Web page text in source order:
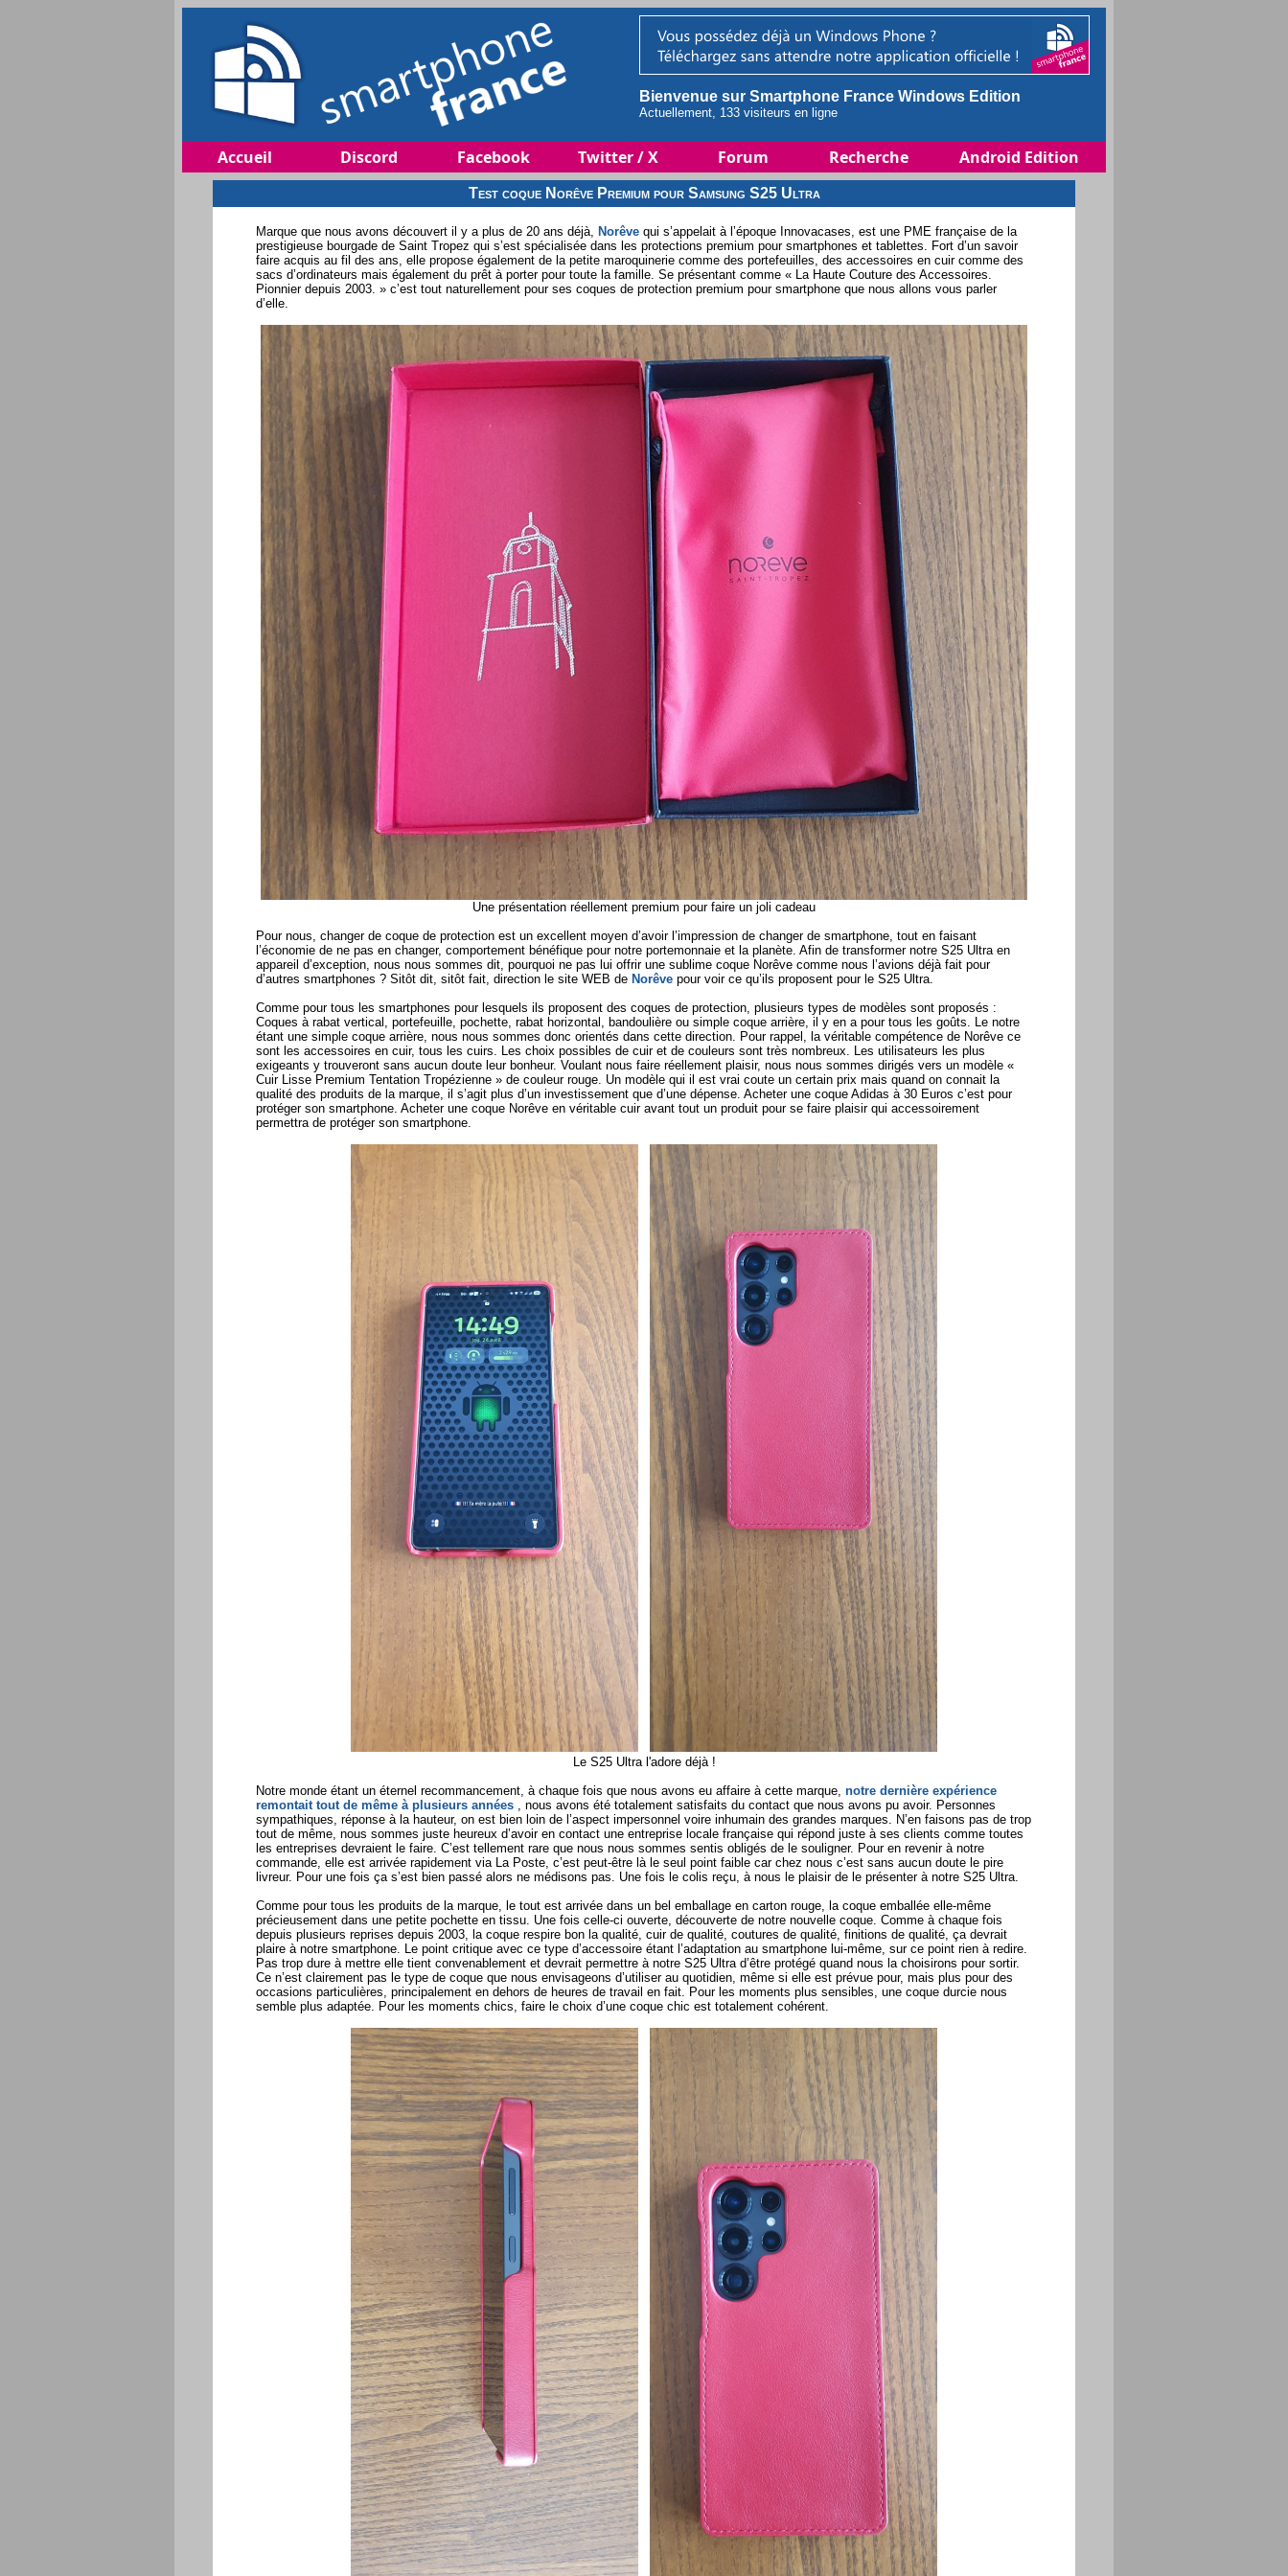
Bienvenue sur Smartphone France Windows Edition
Actuellement, 133 visiteurs en ligne
Accueil Discord Facebook Twitter / X Forum Recherche Android Edition
Test coque Norêve Premium pour Samsung S25 Ultra
Marque que nous avons découvert il y a plus de 20 ans déjà, Norêve qui s’appelait à l’époque Innovacases, est une PME française de la
prestigieuse bourgade de Saint Tropez qui s’est spécialisée dans les protections premium pour smartphones et tablettes. Fort d’un savoir
faire acquis au fil des ans, elle propose également de la petite maroquinerie comme des portefeuilles, des accessoires en cuir comme des
sacs d’ordinateurs mais également du prêt à porter pour toute la famille. Se présentant comme « La Haute Couture des Accessoires.
Pionnier depuis 2003. » c’est tout naturellement pour ses coques de protection premium pour smartphone que nous allons vous parler
d’elle.
Une présentation réellement premium pour faire un joli cadeau
Pour nous, changer de coque de protection est un excellent moyen d’avoir l’impression de changer de smartphone, tout en faisant
l’économie de ne pas en changer, comportement bénéfique pour notre portemonnaie et la planète. Afin de transformer notre S25 Ultra en
appareil d’exception, nous nous sommes dit, pourquoi ne pas lui offrir une sublime coque Norêve comme nous l’avions déjà fait pour
d’autres smartphones ? Sitôt dit, sitôt fait, direction le site WEB de Norêve pour voir ce qu’ils proposent pour le S25 Ultra.
Comme pour tous les smartphones pour lesquels ils proposent des coques de protection, plusieurs types de modèles sont proposés :
Coques à rabat vertical, portefeuille, pochette, rabat horizontal, bandoulière ou simple coque arrière, il y en a pour tous les goûts. Le notre
étant une simple coque arrière, nous nous sommes donc orientés dans cette direction. Pour rappel, la véritable compétence de Norêve ce
sont les accessoires en cuir, tous les cuirs. Les choix possibles de cuir et de couleurs sont très nombreux. Les utilisateurs les plus
exigeants y trouveront sans aucun doute leur bonheur. Voulant nous faire réellement plaisir, nous nous sommes dirigés vers un modèle «
Cuir Lisse Premium Tentation Tropézienne » de couleur rouge. Un modèle qui il est vrai coute un certain prix mais quand on connait la
qualité des produits de la marque, il s’agit plus d’un investissement que d’une dépense. Acheter une coque Adidas à 30 Euros c’est pour
protéger son smartphone. Acheter une coque Norêve en véritable cuir avant tout un produit pour se faire plaisir qui accessoirement
permettra de protéger son smartphone.
Le S25 Ultra l'adore déjà !
Notre monde étant un éternel recommancement, à chaque fois que nous avons eu affaire à cette marque, notre dernière expérience
remontait tout de même à plusieurs années , nous avons été totalement satisfaits du contact que nous avons pu avoir. Personnes
sympathiques, réponse à la hauteur, on est bien loin de l’aspect impersonnel voire inhumain des grandes marques. N’en faisons pas de trop
tout de même, nous sommes juste heureux d’avoir en contact une entreprise locale française qui répond juste à ses clients comme toutes
les entreprises devraient le faire. C’est tellement rare que nous nous sommes sentis obligés de le souligner. Pour en revenir à notre
commande, elle est arrivée rapidement via La Poste, c’est peut-être là le seul point faible car chez nous c’est sans aucun doute le pire
livreur. Pour une fois ça s’est bien passé alors ne médisons pas. Une fois le colis reçu, à nous le plaisir de le présenter à notre S25 Ultra.
Comme pour tous les produits de la marque, le tout est arrivée dans un bel emballage en carton rouge, la coque emballée elle-même
précieusement dans une petite pochette en tissu. Une fois celle-ci ouverte, découverte de notre nouvelle coque. Comme à chaque fois
depuis plusieurs reprises depuis 2003, la coque respire bon la qualité, cuir de qualité, coutures de qualité, finitions de qualité, ça devrait
plaire à notre smartphone. Le point critique avec ce type d’accessoire étant l’adaptation au smartphone lui-même, sur ce point rien à redire.
Pas trop dure à mettre elle tient convenablement et devrait permettre à notre S25 Ultra d’être protégé quand nous la choisirons pour sortir.
Ce n’est clairement pas le type de coque que nous envisageons d’utiliser au quotidien, même si elle est prévue pour, mais plus pour des
occasions particulières, principalement en dehors de heures de travail en fait. Pour les moments plus sensibles, une coque durcie nous
semble plus adaptée. Pour les moments chics, faire le choix d’une coque chic est totalement cohérent.